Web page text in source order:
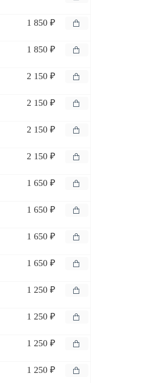
1 850 ₽
1 850 ₽
2 150 ₽
2 150 ₽
2 150 ₽
2 150 ₽
1 650 ₽
1 650 ₽
1 650 ₽
1 650 ₽
1 250 ₽
1 250 ₽
1 250 ₽
1 250 ₽